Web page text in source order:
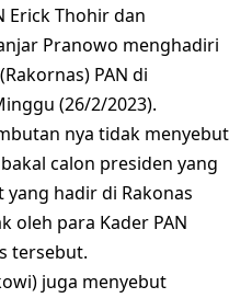
Erick Thohir dan
Pranowo menghadiri
PAN di
(26/2/2023).
nya tidak menyebut
calon presiden yang
yang hadir di Rakonas
oleh para Kader PAN
tersebut.
juga menyebut